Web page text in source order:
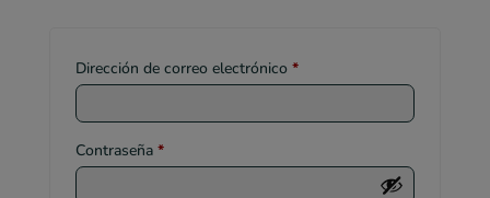
Dirección de correo electrónico *Obligatorio
Contraseña *Obligatorio